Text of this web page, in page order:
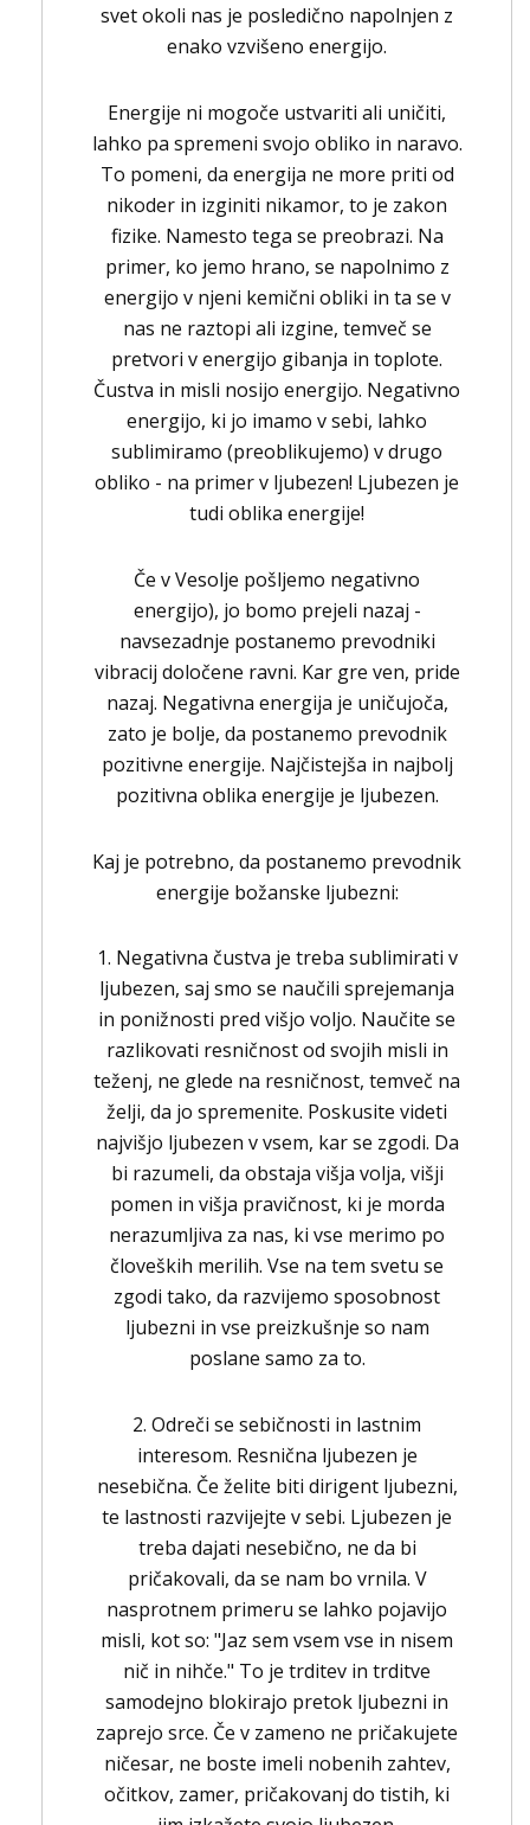
svet okoli nas je posledično napolnjen z
enako vzvišeno energijo.
Energije ni mogoče ustvariti ali uničiti,
lahko pa spremeni svojo obliko in naravo.
To pomeni, da energija ne more priti od
nikoder in izginiti nikamor, to je zakon
fizike. Namesto tega se preobrazi. Na
primer, ko jemo hrano, se napolnimo z
energijo v njeni kemični obliki in ta se v
nas ne raztopi ali izgine, temveč se
pretvori v energijo gibanja in toplote.
Čustva in misli nosijo energijo. Negativno
energijo, ki jo imamo v sebi, lahko
sublimiramo (preoblikujemo) v drugo
obliko - na primer v ljubezen! Ljubezen je
tudi oblika energije!
Če v Vesolje pošljemo negativno
energijo), jo bomo prejeli nazaj -
navsezadnje postanemo prevodniki
vibracij določene ravni. Kar gre ven, pride
nazaj. Negativna energija je uničujoča,
zato je bolje, da postanemo prevodnik
pozitivne energije. Najčistejša in najbolj
pozitivna oblika energije je ljubezen.
Kaj je potrebno, da postanemo prevodnik
energije božanske ljubezni:
1. Negativna čustva je treba sublimirati v
ljubezen, saj smo se naučili sprejemanja
in ponižnosti pred višjo voljo. Naučite se
razlikovati resničnost od svojih misli in
teženj, ne glede na resničnost, temveč na
želji, da jo spremenite. Poskusite videti
najvišjo ljubezen v vsem, kar se zgodi. Da
bi razumeli, da obstaja višja volja, višji
pomen in višja pravičnost, ki je morda
nerazumljiva za nas, ki vse merimo po
človeških merilih. Vse na tem svetu se
zgodi tako, da razvijemo sposobnost
ljubezni in vse preizkušnje so nam
poslane samo za to.
2. Odreči se sebičnosti in lastnim
interesom. Resnična ljubezen je
nesebična. Če želite biti dirigent ljubezni,
te lastnosti razvijejte v sebi. Ljubezen je
treba dajati nesebično, ne da bi
pričakovali, da se nam bo vrnila. V
nasprotnem primeru se lahko pojavijo
misli, kot so: "Jaz sem vsem vse in nisem
nič in nihče." To je trditev in trditve
samodejno blokirajo pretok ljubezni in
zaprejo srce. Če v zameno ne pričakujete
ničesar, ne boste imeli nobenih zahtev,
očitkov, zamer, pričakovanj do tistih, ki